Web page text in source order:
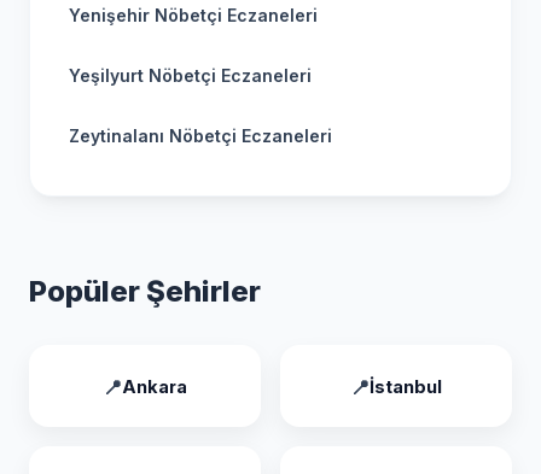
Yenişehir Nöbetçi Eczaneleri
Yeşilyurt Nöbetçi Eczaneleri
Zeytinalanı Nöbetçi Eczaneleri
Popüler Şehirler
Ankara İstanbul